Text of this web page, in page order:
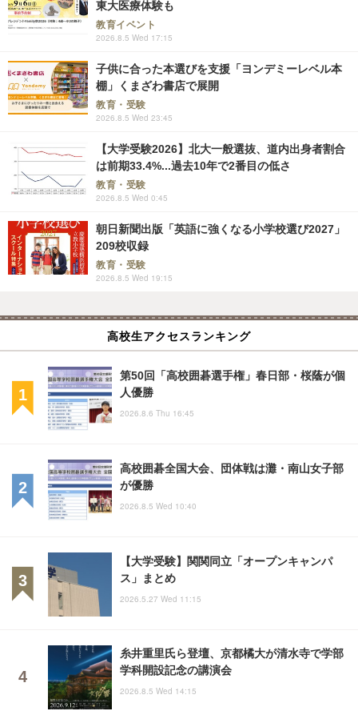
東大医療体験も
教育イベント
2026.8.5 Wed 17:15
子供に合った本選びを支援「ヨンデミーレベル本
棚」くまざわ書店で展開
教育・受験
2026.8.5 Wed 23:45
【大学受験2026】北大一般選抜、道内出身者割合
は前期33.4%...過去10年で2番目の低さ
教育・受験
2026.8.5 Wed 0:45
朝日新聞出版「英語に強くなる小学校選び2027」
209校収録
教育・受験
2026.8.5 Wed 19:15
高校生アクセスランキング
第50回「高校囲碁選手権」春日部・桜蔭が個
人優勝
2026.8.6 Thu 16:45
高校囲碁全国大会、団体戦は灘・南山女子部
が優勝
2026.8.5 Wed 10:40
【大学受験】関関同立「オープンキャンパ
ス」まとめ
2026.5.27 Wed 11:15
糸井重里氏ら登壇、京都橘大が清水寺で学部
学科開設記念の講演会
2026.8.5 Wed 14:15